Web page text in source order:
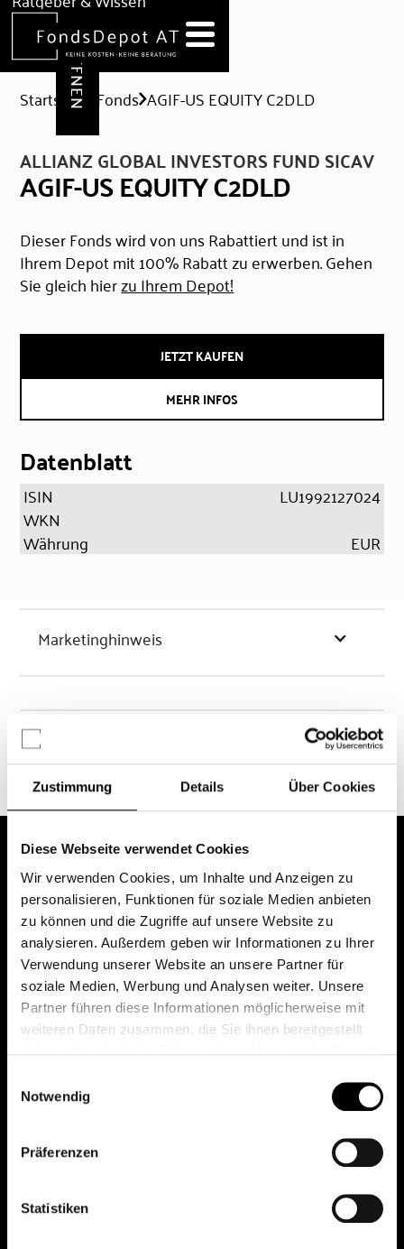
Zustimmung Details Über Cookies
Diese Webseite verwendet Cookies
Wir verwenden Cookies, um Inhalte und Anzeigen zu
personalisieren, Funktionen für soziale Medien anbieten
zu können und die Zugriffe auf unsere Website zu
analysieren. Außerdem geben wir Informationen zu Ihrer
Verwendung unserer Website an unsere Partner für
soziale Medien, Werbung und Analysen weiter. Unsere
Partner führen diese Informationen möglicherweise mit
weiteren Daten zusammen, die Sie ihnen bereitgestellt
Notwendig
Präferenzen
Statistiken
Hilfe & Formulare
DEPOT ERÖFFNEN
Startseite Fonds AGIF-US EQUITY C2DLD
ALLIANZ GLOBAL INVESTORS FUND SICAV
AGIF-US EQUITY C2DLD
Dieser Fonds wird von uns Rabattiert und ist in
Ihrem Depot mit 100% Rabatt zu erwerben. Gehen
Sie gleich hierzu Ihrem Depot!
JETZT KAUFEN
MEHR INFOS
Datenblatt
ISIN
LU1992127024
WKN
Währung
EUR
Marketinghinweis
Chancen & Risiken
Das erste Depot in Österreich mit 0€ Kontoführung,
0€ Ausgabeaufschlag und 0€ Depotgebühren bei
knapp 2000 Fonds und 0€ Orderspesen.
All rights reserved.